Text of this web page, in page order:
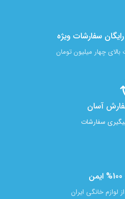
سفارشات ویژه
چهار میلیون تومان
آسان​
سفارشات
لوازم خانگی ایران